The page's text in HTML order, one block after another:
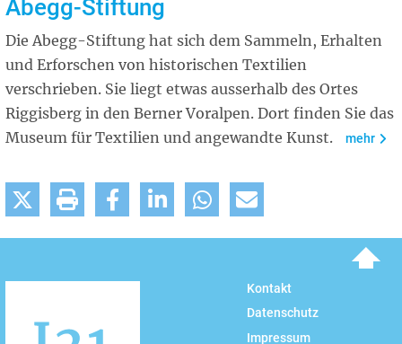
Abegg-Stiftung
Die Abegg-Stiftung hat sich dem Sammeln, Erhalten
und Erforschen von historischen Textilien
verschrieben. Sie liegt etwas ausserhalb des Ortes
Riggisberg in den Berner Voralpen. Dort finden Sie das
Museum für Textilien und angewandte Kunst.
mehr
Kontakt
Datenschutz
Impressum